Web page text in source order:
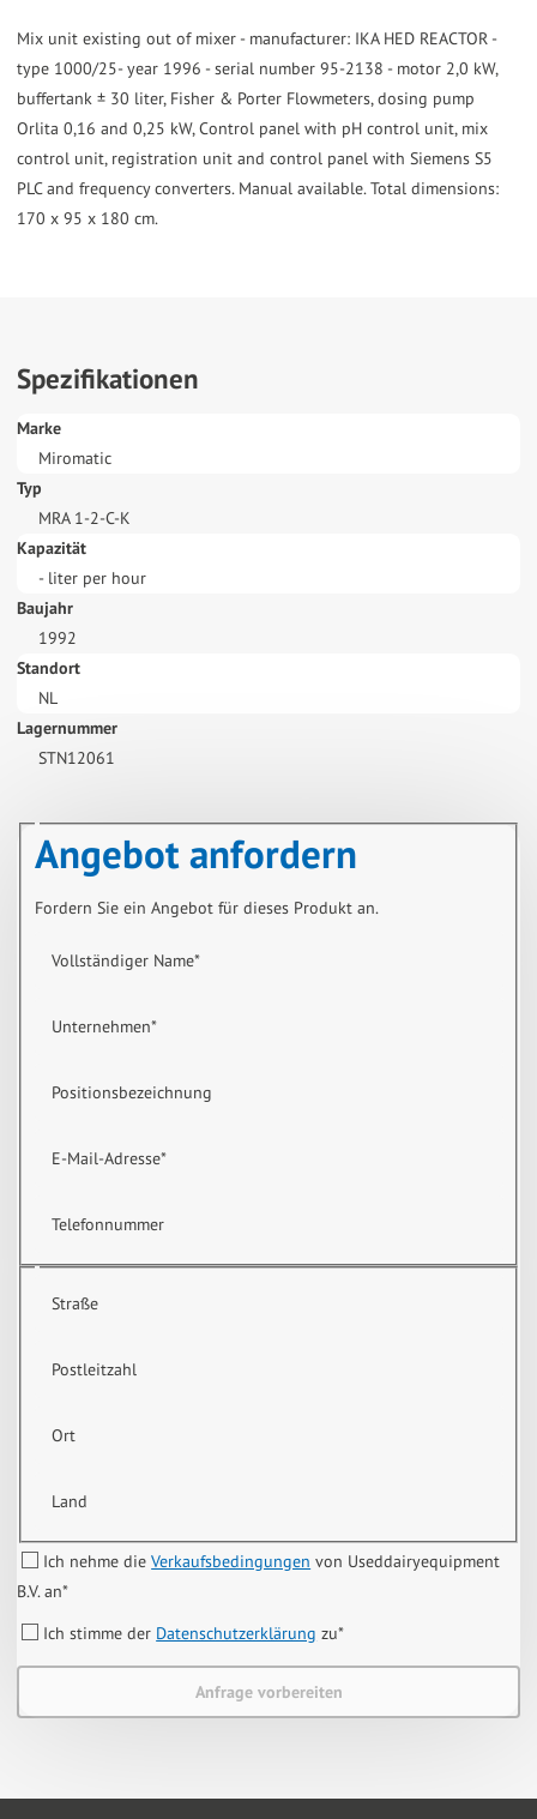
and
swipe
gestures.
Mix unit existing out of mixer - manufacturer: IKA HED REACTOR -
type 1000/25- year 1996 - serial number 95-2138 - motor 2,0 kW,
buffertank ± 30 liter, Fisher & Porter Flowmeters, dosing pump
Orlita 0,16 and 0,25 kW, Control panel with pH control unit, mix
control unit, registration unit and control panel with Siemens S5
PLC and frequency converters. Manual available. Total dimensions:
Spezifikationen
Marke
Miromatic
Typ
MRA 1-2-C-K
Kapazität
- liter per hour
Baujahr
1992
Standort
NL
Lagernummer
STN12061
Angebot anfordern
Fordern Sie ein Angebot für dieses Produkt an.
Vollständiger Name*
Unternehmen*
Positionsbezeichnung
E-Mail-Adresse*
Telefonnummer
Straße
Postleitzahl
Ort
Land
Ich nehme dieVerkaufsbedingungen von Useddairyequipment
B.V. an*
Ich stimme der Datenschutzerklärung zu*
Anfrage vorbereiten